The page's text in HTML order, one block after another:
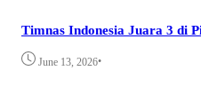
Timnas Indonesia Juara 3 di
June 13, 2026•